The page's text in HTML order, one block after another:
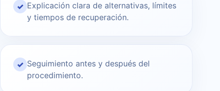
✓ Explicación clara de alternativas, límites
y tiempos de recuperación.
✓ Seguimiento antes y después del
procedimiento.